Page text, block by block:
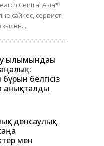
Central Asia*
сәйкес, сервисті
ғылымындағы
белгісіз
анықталды
денсаулық
мен